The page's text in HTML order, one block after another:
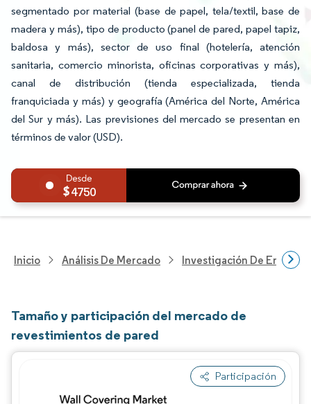
segmentado por material (base de papel, tela/textil, base de
madera y más), tipo de producto (panel de pared, papel tapiz,
baldosa y más), sector de uso final (hotelería, atención
sanitaria, comercio minorista, oficinas corporativas y más),
canal de distribución (tienda especializada, tienda
franquiciada y más) y geografía (América del Norte, América
del Sur y más). Las previsiones del mercado se presentan en
términos de valor (USD).
4750
Inicio Análisis De Mercado Investigación De Envases
Tamaño y participación del mercado de
revestimientos de pared
Participación